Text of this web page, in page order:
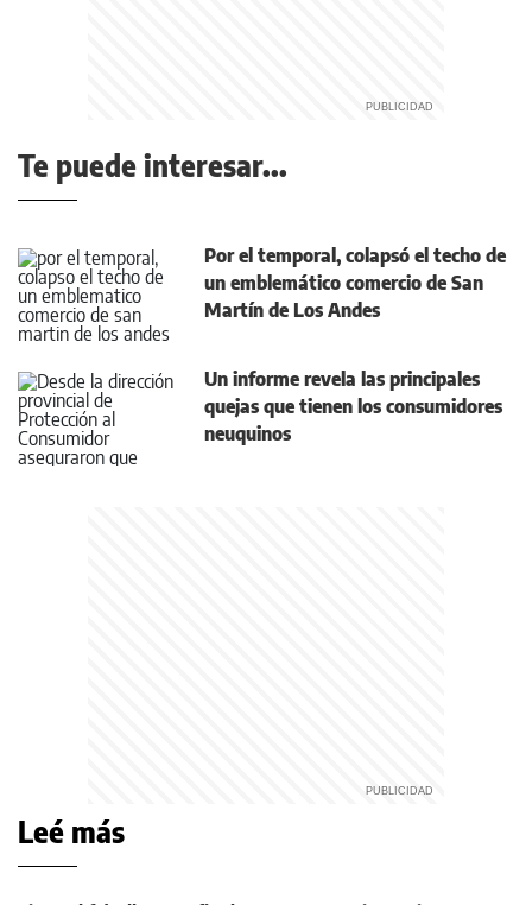
Te puede interesar...
Por el temporal, colapsó el techo de
un emblemático comercio de San
Martín de Los Andes
Un informe revela las principales
quejas que tienen los consumidores
neuquinos
Leé más